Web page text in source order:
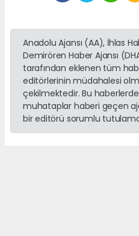
Anadolu Ajansı (AA), İhlas
Demirören Haber Ajansı
tarafından eklenen tüm
editörlerinin müdahalesi
çekilmektedir. Bu
muhataplar haberi geçen
bir editörü sorumlu